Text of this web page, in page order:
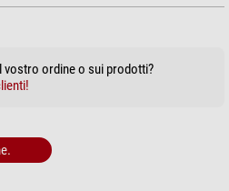
impiegato. Perché funzioni
Barlow.
vostro ordine o sui prodotti?